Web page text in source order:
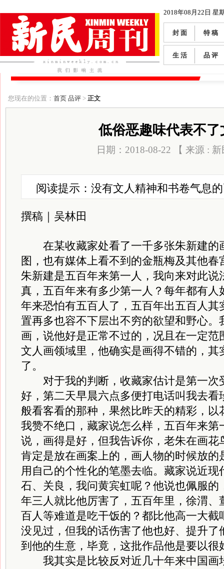
2018年08月22日 星
封 面 特 稿
生 活 品 评
您现在的位置： 首页 品评 > 正文
低俗恶趣味代表不了
日期：2018-08-22 【 来源 :
阅读提示：没有文人精神和书卷气息
撰稿｜吴林田
在某收藏家处看了一千多张朱新建的
图，也有媒体上看不到的金瓶梅及其他
朱新建是五百年来第一人，我向来对此说
真，五百年来有多少第一人？每年都有人
年来恐怕有五百人了，五百年出五百人其
置再多也容不下层出不穷的欲望和野心。
画，说他好是正常不过的，况且在一定范
文人画领域里，他确实是画得不错的，其
了。
对于我的判断，收藏家估计是第一次
好，第二天早晨六点多便打电话叫我去看
般看客看的那种，果然比昨天的精彩，以
我赞不绝口，藏家说怎么样，五百年来第
说，画得是好，但我告诉你，老朱在画花
肯定是放在画案上的，画人物的时候放的
用自己的个性化的笔墨去临。藏家说近
石、关良，我问黄宾虹呢？他说也佩服的
年三人就比他厉害了，五百年里，徐渭、
百人等难道是吃干饭的？都比他高一大截
没见过，但我的话伤害了他也好、提升了
到他的生意，毕竟，这批作品他是要以很
我其实是比较反对近几十年来中国画